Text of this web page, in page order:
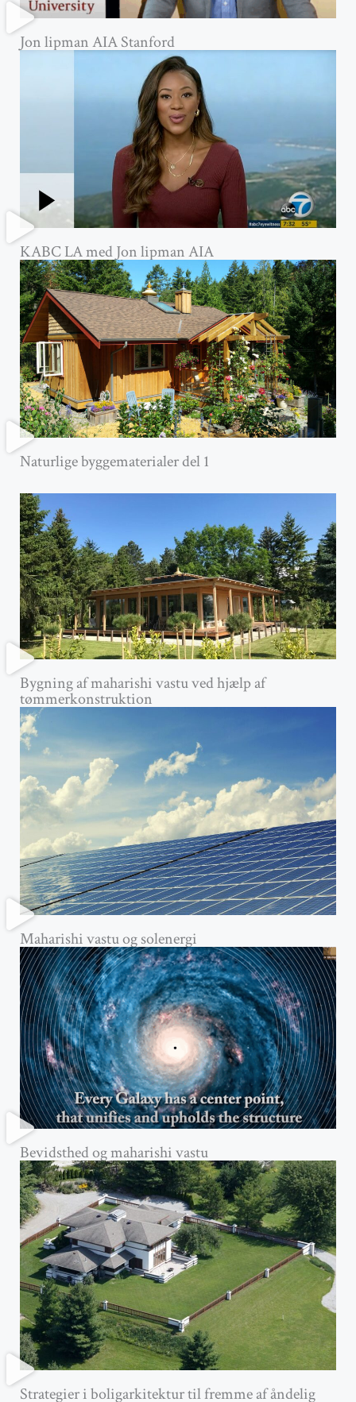
Jon lipman AIA Stanford
KABC LA med Jon lipman AIA
Naturlige byggematerialer del 1
Bygning af maharishi vastu ved hjælp af
tømmerkonstruktion
Maharishi vastu og solenergi
Bevidsthed og maharishi vastu
Strategier i boligarkitektur til fremme af åndelig